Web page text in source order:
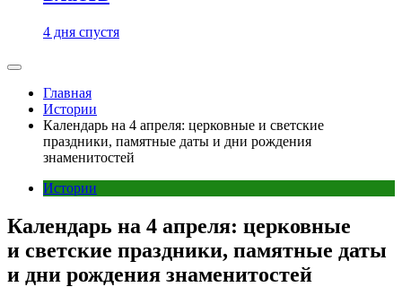
4 дня спустя
Главная
Истории
Календарь на 4 апреля: церковные и светские
праздники, памятные даты и дни рождения
знаменитостей
Истории
Календарь на 4 апреля: церковные
и светские праздники, памятные даты
и дни рождения знаменитостей